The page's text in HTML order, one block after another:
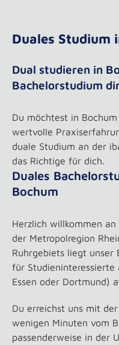
Duales Studium
Dual studieren in
Bachelorstudium
Du möchtest in
wertvolle
duale Studium an der
das Richtige für dich.
Duales
Bochum
Herzlich willkommen
der Metropolregion
Ruhrgebiets liegt unser
für Studieninteressierte
Essen oder Dortmund)
Du erreichst uns mit
wenigen Minuten vom
passenderweise in der